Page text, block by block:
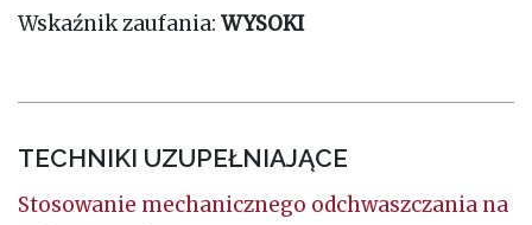
Wskaźnik zaufania: WYSOKI
TECHNIKI UZUPEŁNIAJĄCE
Stosowanie mechanicznego odchwaszczania na